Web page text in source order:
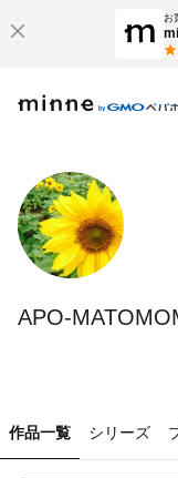
お
APO-
作品一覧 シリーズ